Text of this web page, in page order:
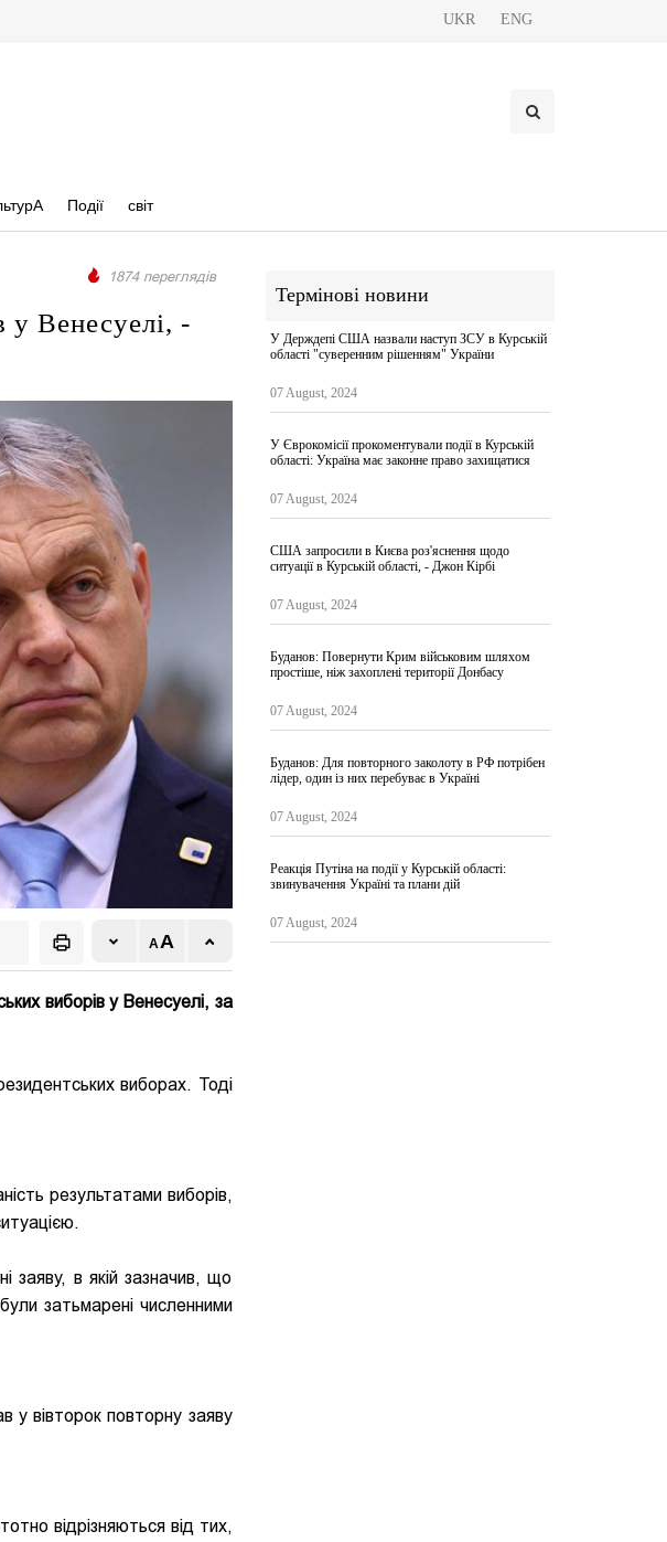
UKR ENG
Події світ
1874 переглядів
у Венесуелі, -
виборів у Венесуелі, за
виборах. Тоді
результатами виборів,
заяву, в якій зазначив, що
затьмарені численними
у вівторок повторну заяву
відрізняються від тих,
Термінові новини
У Держдепі США назвали наступ ЗСУ в Курській
області "суверенним рішенням" України
07 August, 2024
У Єврокомісії прокоментували події в Курській
області: Україна має законне право захищатися
07 August, 2024
США запросили в Києва роз'яснення щодо
ситуації в Курській області, - Джон Кірбі
07 August, 2024
Буданов: Повернути Крим військовим шляхом
простіше, ніж захоплені території Донбасу
07 August, 2024
Буданов: Для повторного заколоту в РФ потрібен
лідер, один із них перебуває в Україні
07 August, 2024
Реакція Путіна на події у Курській області:
звинувачення Україні та плани дій
07 August, 2024